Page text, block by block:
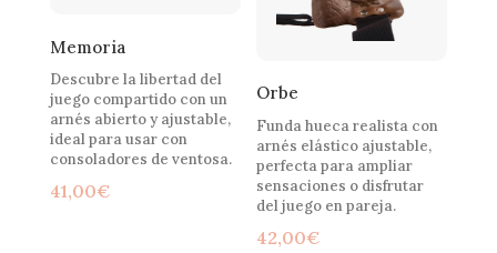
Memoria
Descubre la libertad del
juego compartido con un
arnés abierto y ajustable,
ideal para usar con
consoladores de ventosa.
41,00€
Orbe
Funda hueca realista con
arnés elástico ajustable,
perfecta para ampliar
sensaciones o disfrutar
del juego en pareja.
42,00€